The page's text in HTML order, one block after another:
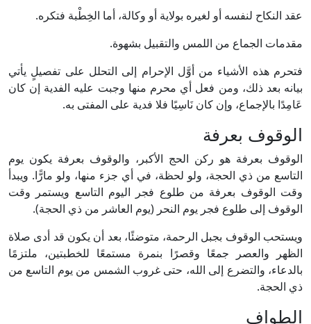
عقد النكاح لنفسه أو لغيره بولاية أو وكالة، أما الخِطْبة فتكره.
مقدمات الجماع من اللمس والتقبيل بشهوة.
فتحرم هذه الأشياء من أوَّل الإحرام إلى التحلل على تفصيلٍ يأتي
بيانه بعد ذلك، ومن فعل أي محرم منها وجبت عليه الفدية إن كان
عَامِدًا بالإجماع، وإن كان نَاسِيًا فلا فدية على المفتى به.
الوقوف بعرفة
الوقوف بعرفة هو ركن الحج الأكبر، والوقوف بعرفة يكون يوم
التاسع من ذي الحجة، ولو لحظة، في أي جزء منها، ولو مارًّا. ويبدأ
وقت الوقوف بعرفة من طلوع فجر اليوم التاسع ويستمر وقت
الوقوف إلى طلوع فجر يوم النحر (يوم العاشر من ذي الحجة).
ويستحب الوقوف بجبل الرحمة، متوضئًا، بعد أن يكون قد أدى صلاة
الظهر والعصر جمعًا وقصرًا بنمرة مستمعًا للخطبتين، ملتزمًا
بالدعاء، والتضرع إلى الله، حتى غروب الشمس من يوم التاسع من
ذي الحجة.
الطواف